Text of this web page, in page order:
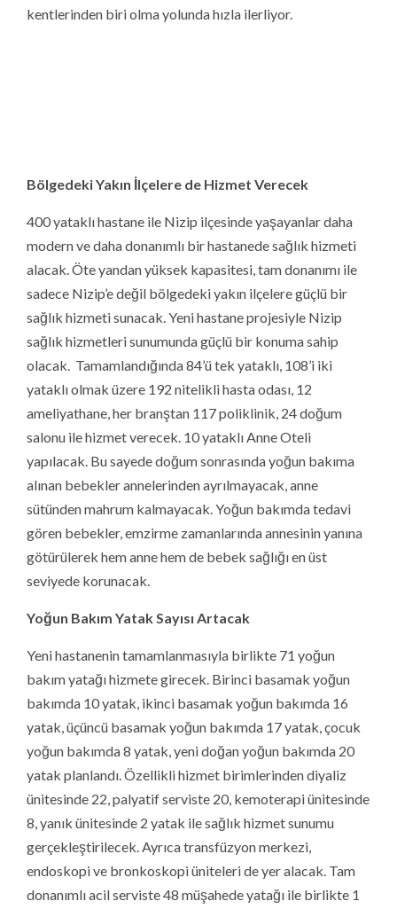
sağlık hizmetleri sunumunda güçlü bir konuma sahip
sütünden mahrum kalmayacak. Yoğun bakımda tedavi
götürülerek hem anne hem de bebek sağlığı en üst
seviyede korunacak.
Yoğun Bakım Yatak Sayısı Artacak
Yeni hastanenin tamamlanmasıyla birlikte 71 yoğun
bakım yatağı hizmete girecek. Birinci basamak yoğun
bakımda 10 yatak, ikinci basamak yoğun bakımda 16
yatak, üçüncü basamak yoğun bakımda 17 yatak, çocuk
yoğun bakımda 8 yatak, yeni doğan yoğun bakımda 20
yatak planlandı. Özellikli hizmet birimlerinden diyaliz
ünitesinde 22, palyatif serviste 20, kemoterapi ünitesinde
8, yanık ünitesinde 2 yatak ile sağlık hizmet sunumu
gerçekleştirilecek. Ayrıca transfüzyon merkezi,
endoskopi ve bronkoskopi üniteleri de yer alacak. Tam
donanımlı acil serviste 48 müşahede yatağı ile birlikte 1
ameliyathane, 4 yoğun bakım yatağı da bulunacak.
Hastanede hizmet verecek son teknolojiye sahip
görüntüleme cihazları kullanılacak.
Gaziantep Nizip 400 Yataklı Devlet Hastanesi (Arsa
Alanı 43.212 m – Kapalı Alan 100.067 m ) Yapım İşi
ihalesini kazanan firma ile 09.02.2021 tarihinde sözleşme
imzalandı.347.347.565,00TLyaklaşık maliyetli işi
263.690.000,00 TLbedel ileSayar İnşaat + Doğuş
Makina iş ortaklığı aldı. İşin süresi1000takvim günüdür.
(Proje Müellifi: Aday Gurubu İnşaat – Fiziki İlerleme: %4)
Niğde’de 400 Yataklı Hastane’nin İnşaatı Başladı